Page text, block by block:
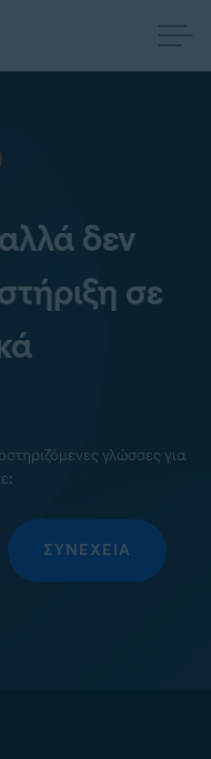
δεν
σε
γλώσσες για
ΣΥΝΈΧΕΙΑ